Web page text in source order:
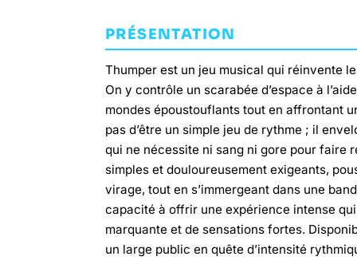
PRÉSENTATION
Thumper est un jeu musical qui réinvente
On y contrôle un scarabée d’espace à
mondes époustouflants tout en affrontant
pas d’être un simple jeu de rythme ; il
qui ne nécessite ni sang ni gore pour faire
simples et douloureusement exigeants,
virage, tout en s’immergeant dans une
capacité à offrir une expérience intense
marquante et de sensations fortes.
un large public en quête d’intensité